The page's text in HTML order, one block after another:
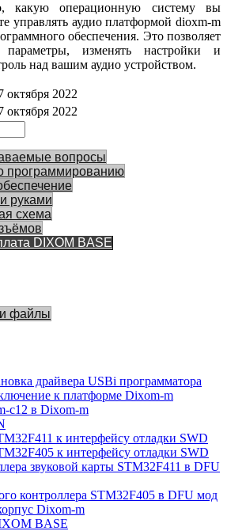
какую операционную систему вы
управлять аудио платформой dioxm-m
обеспечения. Это позволяет
параметры, изменять настройки и
над вашим аудио устройством.
октября 2022
октября 2022
вопросы
программированию
руками
схема
DIXOM BASE
файлы
драйвера USBi программатора
к платформе Dixom-m
c12 в Dixom-m
к интерфейсу отладки SWD
к интерфейсу отладки SWD
звуковой карты STM32F411 в DFU
контроллера STM32F405 в DFU мод
Dixom-m
BASE